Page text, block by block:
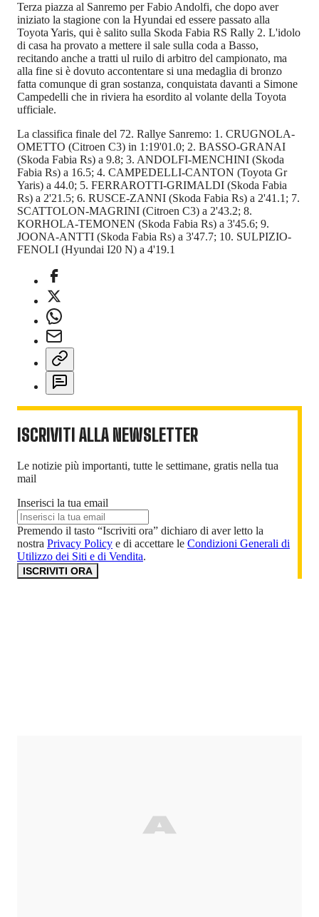
Terza piazza al Sanremo per Fabio Andolfi, che dopo aver
iniziato la stagione con la Hyundai ed essere passato alla
Toyota Yaris, qui è salito sulla Skoda Fabia RS Rally 2. L'idolo
di casa ha provato a mettere il sale sulla coda a Basso,
recitando anche a tratti ul ruilo di arbitro del campionato, ma
alla fine si è dovuto accontentare si una medaglia di bronzo
fatta comunque di gran sostanza, conquistata davanti a Simone
Campedelli che in riviera ha esordito al volante della Toyota
ufficiale.
La classifica finale del 72. Rallye Sanremo: 1. CRUGNOLA-
OMETTO (Citroen C3) in 1:19'01.0; 2. BASSO-GRANAI
(Skoda Fabia Rs) a 9.8; 3. ANDOLFI-MENCHINI (Skoda
Fabia Rs) a 16.5; 4. CAMPEDELLI-CANTON (Toyota Gr
Yaris) a 44.0; 5. FERRAROTTI-GRIMALDI (Skoda Fabia
Rs) a 2'21.5; 6. RUSCE-ZANNI (Skoda Fabia Rs) a 2'41.1; 7.
SCATTOLON-MAGRINI (Citroen C3) a 2'43.2; 8.
KORHOLA-TEMONEN (Skoda Fabia Rs) a 3'45.6; 9.
JOONA-ANTTI (Skoda Fabia Rs) a 3'47.7; 10. SULPIZIO-
FENOLI (Hyundai I20 N) a 4'19.1
ISCRIVITI ALLA NEWSLETTER
Le notizie più importanti, tutte le settimane, gratis nella tua
mail
Inserisci la tua email
Premendo il tasto “Iscriviti ora” dichiaro di aver letto la
nostra Privacy Policy e di accettare le Condizioni Generali di
Utilizzo dei Siti e di Vendita.
ISCRIVITI ORA